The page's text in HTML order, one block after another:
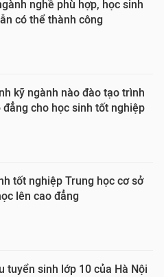
nghề phù hợp, học sinh
có thể thành công
kỹ ngành nào đào tạo trình
đẳng cho học sinh tốt nghiệp
tốt nghiệp Trung học cơ sở
lên cao đẳng
tuyển sinh lớp 10 của Hà Nội